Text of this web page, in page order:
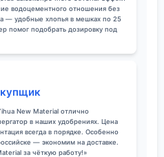
водоцементного отношения без
— удобные хлопья в мешках по 25
помог подобрать дозировку под
New Material отлично
в наших удобрениях. Цена
всегда в порядке. Особенно
— экономим на доставке.
за чёткую работу!»